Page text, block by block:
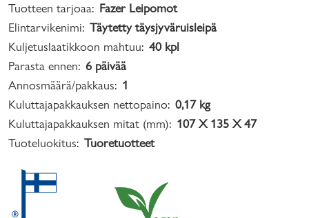
Tuotteen tarjoaa: Fazer Leipomot
Elintarvikenimi: Täytetty täysjyväruisleipä
Kuljetuslaatikkoon mahtuu: 40 kpl
Parasta ennen: 6 päivää
Annosmäärä/pakkaus: 1
Kuluttajapakkauksen nettopaino: 0,17 kg
Kuluttajapakkauksen mitat (mm): 107 X 135 X 47
Tuoteluokitus: Tuoretuotteet